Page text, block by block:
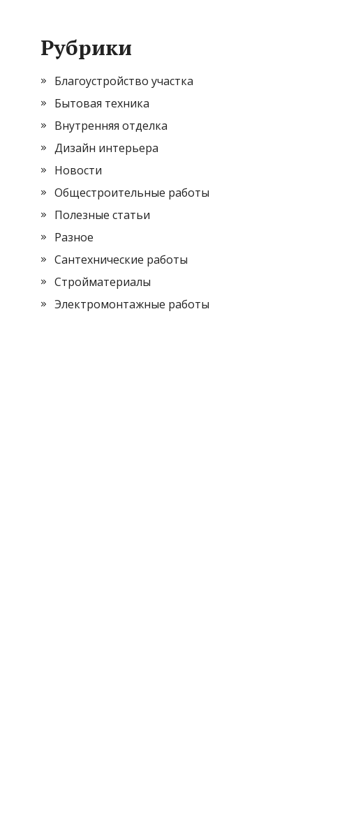
Рубрики
Благоустройство участка
Бытовая техника
Внутренняя отделка
Дизайн интерьера
Новости
Общестроительные работы
Полезные статьи
Разное
Сантехнические работы
Стройматериалы
Электромонтажные работы